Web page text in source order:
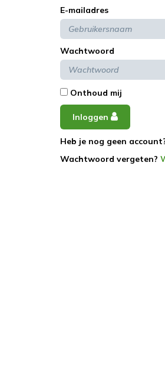
E-mailadres
Wachtwoord
Onthoud mij
Inloggen
Heb je nog geen
Wachtwoord vergeten?